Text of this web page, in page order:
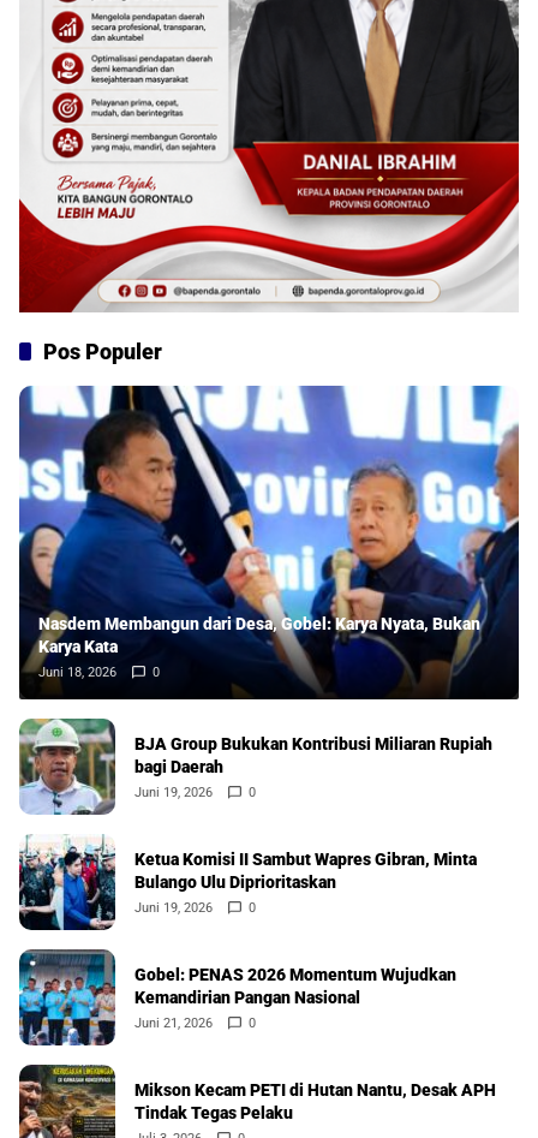
Pos Populer
Nasdem Membangun dari Desa, Gobel: Karya Nyata, Bukan
Karya Kata
Juni 18, 2026 0
BJA Group Bukukan Kontribusi Miliaran Rupiah
bagi Daerah
Juni 19, 2026 0
Ketua Komisi II Sambut Wapres Gibran, Minta
Bulango Ulu Diprioritaskan
Juni 19, 2026 0
Gobel: PENAS 2026 Momentum Wujudkan
Kemandirian Pangan Nasional
Juni 21, 2026 0
Mikson Kecam PETI di Hutan Nantu, Desak APH
Tindak Tegas Pelaku